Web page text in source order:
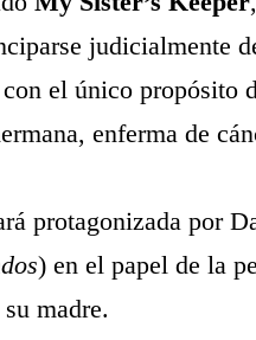
judicialmente
el único propósito
enferma de
protagonizada por
) en el papel de la
madre.